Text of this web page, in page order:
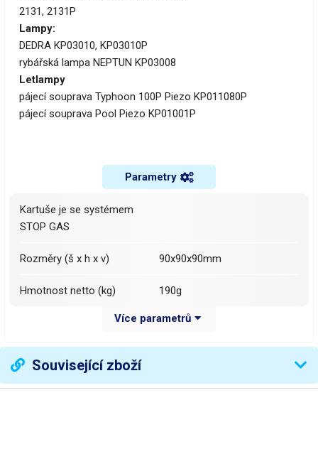
2131, 2131P
Lampy:
DEDRA KP03010, KP03010P
rybářská lampa NEPTUN KP03008
Letlampy
pájecí souprava Typhoon 100P Piezo KP011080P
pájecí souprava Pool Piezo KP01001P
Parametry
Kartuše je se systémem
STOP GAS
Rozměry (š x h x v) 90x90x90mm
Hmotnost netto (kg) 190g
0.28 kg
Více parametrů
Související zboží